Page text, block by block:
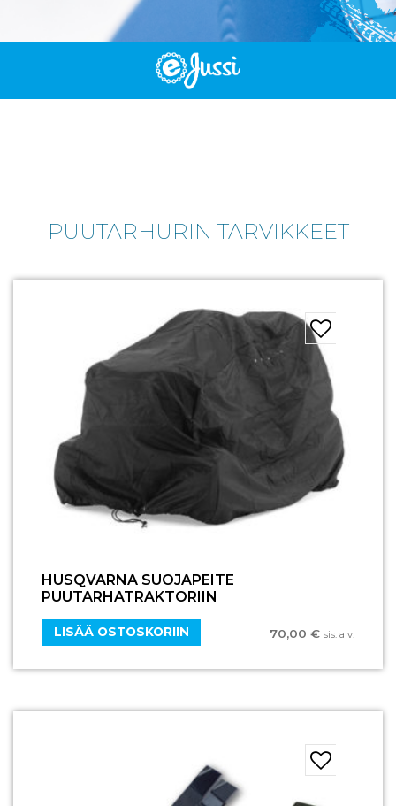
PUUTARHURIN TARVIKKEET
HUSQVARNA SUOJAPEITE
PUUTARHATRAKTORIIN
70,00 € sis. alv.
LISÄÄ OSTOSKORIIN